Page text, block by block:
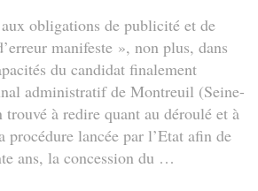
obligations de publicité et de
manifeste », non plus, dans
du candidat finalement
administratif de Montreuil (Seine-
trouvé à redire quant au déroulé et à
procédure lancée par l’Etat afin de
ans, la concession du …